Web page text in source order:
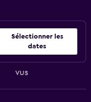
Sélectionner les
dates
VUS